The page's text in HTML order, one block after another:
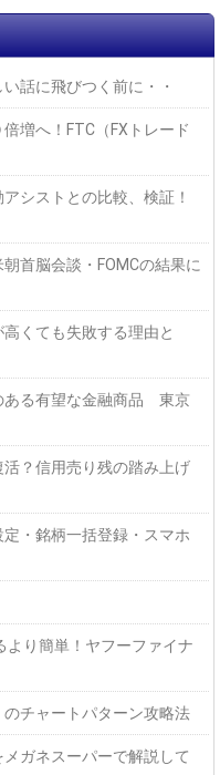
話に飛びつく前に・・
増へ！FTC（FXトレード
シストとの比較、検証！
首脳会談・FOMCの結果に
くても失敗する理由と
ある有望な金融商品 東京
？信用売り残の踏み上げ
・銘柄一括登録・スマホ
より簡単！ヤフーファイナ
チャートパターン攻略法
ガネスーパーで解説して